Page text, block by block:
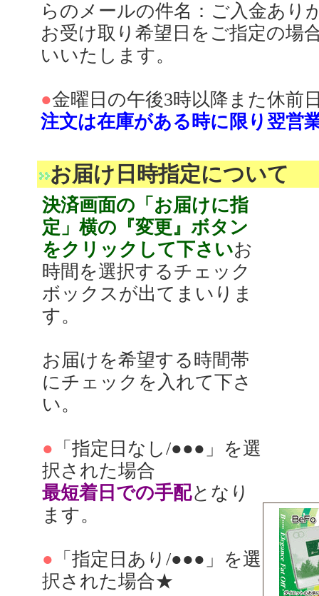
らのメールの件名：ご入金あり
お受け取り希望日をご指定の場
いいたします。
●金曜日の午後3時以降また休前
注文は在庫がある時に限り翌営
お届け日時指定について
決済画面の「お届けに指
定」横の『変更』ボタン
をクリックして下さいお
時間を選択するチェック
ボックスが出てまいりま
す。
お届けを希望する時間帯
にチェックを入れて下さ
い。
● 「指定日なし/●●●」を選
択された場合
最短着日での手配となり
ます。
● 「指定日あり/●●●」を選
択された場合★